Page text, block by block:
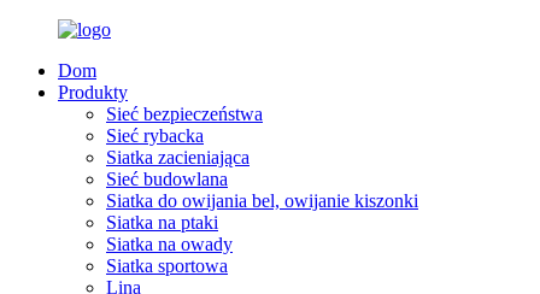
Dom
Produkty
Sieć bezpieczeństwa
Sieć rybacka
Siatka zacieniająca
Sieć budowlana
Siatka do owijania bel, owijanie kiszonki
Siatka na ptaki
Siatka na owady
Siatka sportowa
Lina